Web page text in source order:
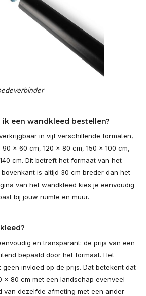
een wandkleed bestellen?
in vijf verschillende formaten,
× 60 cm, 120 × 80 cm, 150 × 100 cm,
cm. Dit betreft het formaat van het
is altijd 30 cm breder dan het
van het wandkleed kies je eenvoudig
bij jouw ruimte en muur.
en transparant: de prijs van een
bepaald door het formaat. Het
invloed op de prijs. Dat betekent dat
× 80 cm met een landschap evenveel
van dezelfde afmeting met een ander